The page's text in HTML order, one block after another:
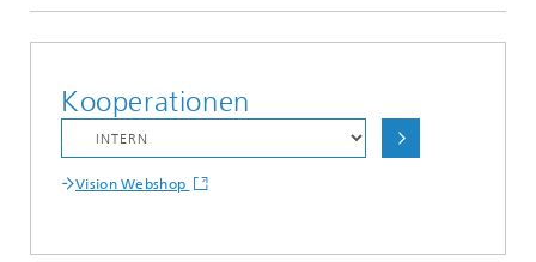
Kooperationen
Vision Webshop